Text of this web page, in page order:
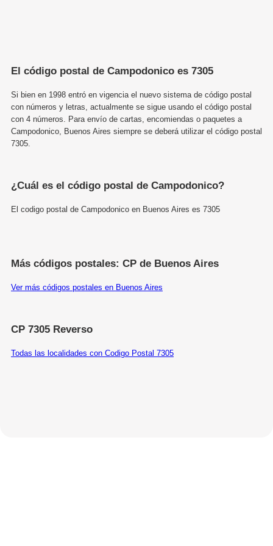
El código postal de Campodonico es 7305
Si bien en 1998 entró en vigencia el nuevo sistema de código postal
con números y letras, actualmente se sigue usando el código postal
con 4 números. Para envío de cartas, encomiendas o paquetes a
Campodonico, Buenos Aires siempre se deberá utilizar el código postal
7305.
¿Cuál es el código postal de Campodonico?
El codigo postal de Campodonico en Buenos Aires es 7305
Más códigos postales: CP de Buenos Aires
Ver más códigos postales en Buenos Aires
CP 7305 Reverso
Todas las localidades con Codigo Postal 7305